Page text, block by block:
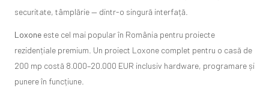
securitate, tâmplărie — dintr-o singură interfață.
Loxone este cel mai popular în România pentru proiecte
rezidențiale premium. Un proiect Loxone complet pentru o casă de
200 mp costă 8.000–20.000 EUR inclusiv hardware, programare și
punere în funcțiune.